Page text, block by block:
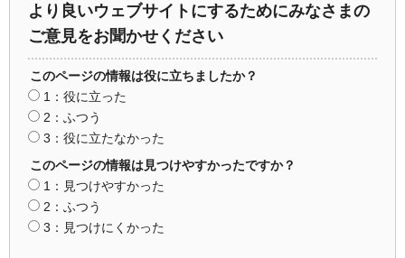
より良いウェブサイトにするためにみなさまの
ご意見をお聞かせください
このページの情報は役に立ちましたか？
1：役に立った
2：ふつう
3：役に立たなかった
このページの情報は見つけやすかったですか？
1：見つけやすかった
2：ふつう
3：見つけにくかった